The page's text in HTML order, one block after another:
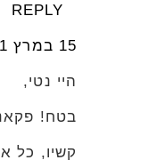
REPLY
15 במרץ 2021 בשעה 21:34
היי נטי,
בטח!
קשיו, כל